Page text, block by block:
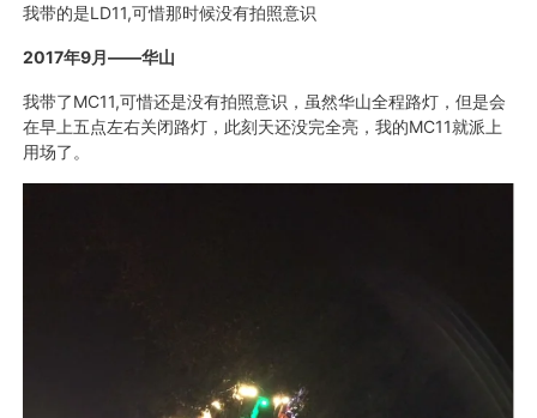
我带的是LD11,可惜那时候没有拍照意识
2017年9月——华山
我带了MC11,可惜还是没有拍照意识，虽然华山全程路灯，但是会
在早上五点左右关闭路灯，此刻天还没完全亮，我的MC11就派上
用场了。